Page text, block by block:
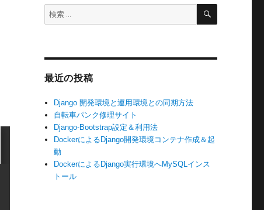
検
検
最近の投稿
Django 開発環境と運用環境との同期方法
自転車パンク修理サイト
Django-Bootstrap設定＆利用法
DockerによるDjango開発環境コンテナ作成＆起
動
DockerによるDjango実行環境へMySQLインス
トール